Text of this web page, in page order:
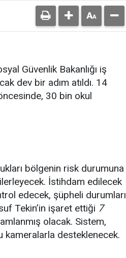
Güvenlik Bakanlığı iş
dev bir adım atıldı. 14
30 bin okul
bölgenin risk durumuna
İstihdam edilecek
edecek, şüpheli durumları
Tekin’in işaret ettiği 7
olacak. Sistem,
kameralarla desteklenecek.